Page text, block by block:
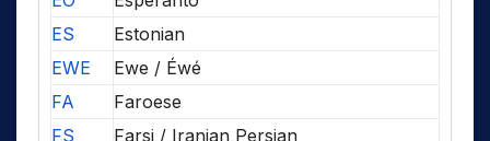
ES
Estonian
EWE
Ewe / Éwé
FA
Faroese
FS
Farsi / Iranian Persian